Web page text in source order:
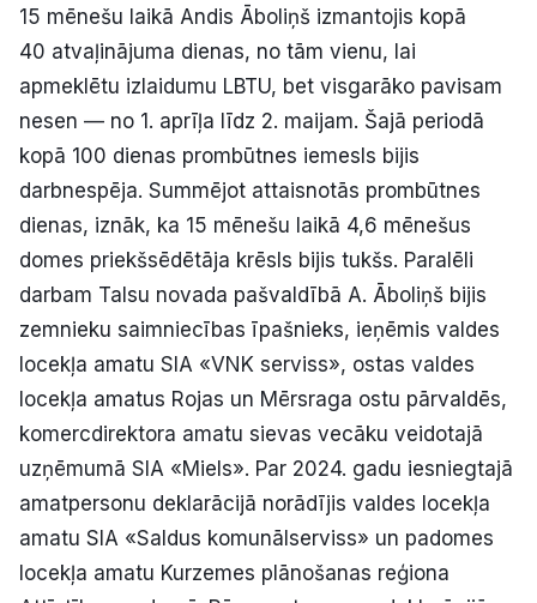
15 mēnešu laikā Andis Āboliņš izmantojis kopā
40 atvaļinājuma dienas, no tām vienu, lai
apmeklētu izlaidumu LBTU, bet visgarāko pavisam
nesen — no 1. aprīļa līdz 2. maijam. Šajā periodā
kopā 100 dienas prombūtnes iemesls bijis
darbnespēja. Summējot attaisnotās prombūtnes
dienas, iznāk, ka 15 mēnešu laikā 4,6 mēnešus
domes priekšsēdētāja krēsls bijis tukšs. Paralēli
darbam Talsu novada pašvaldībā A. Āboliņš bijis
zemnieku saimniecības īpašnieks, ieņēmis valdes
locekļa amatu SIA «VNK serviss», ostas valdes
locekļa amatus Rojas un Mērsraga ostu pārvaldēs,
komercdirektora amatu sievas vecāku veidotajā
uzņēmumā SIA «Miels». Par 2024. gadu iesniegtajā
amatpersonu deklarācijā norādījis valdes locekļa
amatu SIA «Saldus komunālserviss» un padomes
locekļa amatu Kurzemes plānošanas reģiona